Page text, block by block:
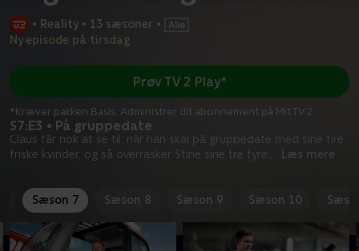
• Reality • 13 sæsoner •
Ny episode på tirsdag
S7:E3 • På gruppedate
Claus får nok at se til, når han skal på gruppedate med sine fire
friske kvinder, og så overrasker Stine sine tre fyre
Læs mere
Prøv TV 2 Play*
*Kræver pakken Basis. Administrer dit abonnement på Mit TV 2.
Sæson 7 Sæson 8 Sæson 9 Sæson 10